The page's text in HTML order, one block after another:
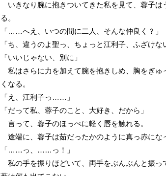
いきなり腕に抱きついてきた私を見て、蓉子は
る。
「……へえ、いつの間に二人、そんな仲良く？」
「ち、違うのよ聖っ、ちょっと江利子、ふざけ
「いいじゃない、別に」
私はさらに力を加えて腕を抱きしめ、胸をぎゅ
くなる。
「え、江利子っ……」
「だって私、蓉子のこと、大好き、だから」
言って、蓉子のほっぺに軽く唇を触れる。
途端に、蓉子は茹だったかのように真っ赤にな
「……っ、……っ！」
私の手を振りほどいて、両手をぶんぶんと振っ